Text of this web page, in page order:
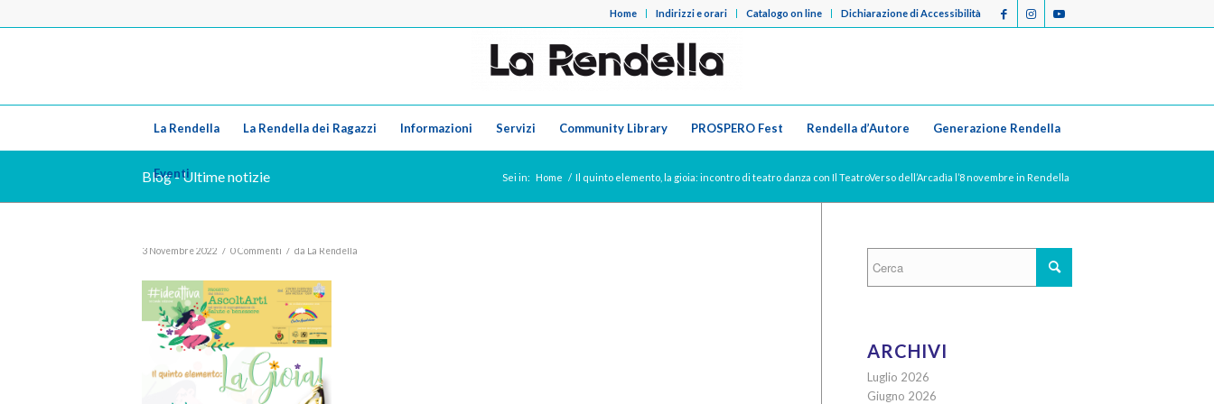
Home Indirizzi e orari Catalogo on line Dichiarazione di Accessibilità
La Rendella La Rendella dei Ragazzi Informazioni Servizi Community Library PROSPERO Fest Rendella d’Autore Generazione Rendella
Eventi
Blog - Ultime notizie Sei in: Home / Il quinto elemento, la gioia: incontro di teatro danza con Il TeatroVerso dell’Arcadìa l’8 novembre in Rendella
3 Novembre 2022 / 0 Commenti / da La Rendella
ARCHIVI
Luglio 2026
Giugno 2026